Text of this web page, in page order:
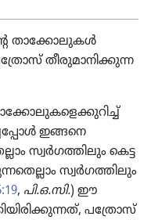
താക്കോ​ലു​കൾ
തീരു​മാ​നി​ക്കു​ന്ന​
ഇങ്ങനെ
സ്വർഗ​ത്തി​ലും കെട്ട​
സ്വർഗ​ത്തി​ലും
, പി.ഒ.സി.) ഈ
പത്രോസ്‌